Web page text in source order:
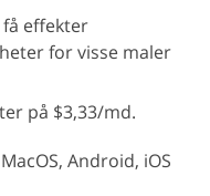
effekter
for visse maler
på $3,33/md.
Android, iOS